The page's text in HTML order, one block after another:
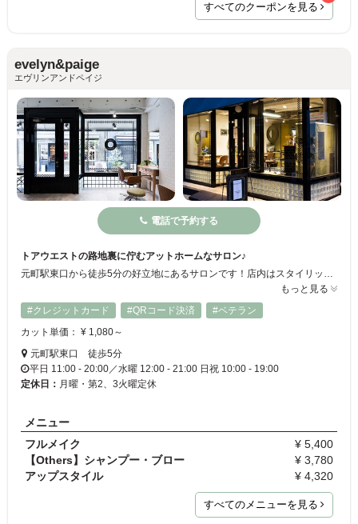
すべてのクーポンを見る
evelyn&paige
エヴリンアンドペイジ
電話で予約する
トアウエストの路地裏に佇むアットホームなサロン♪
元町駅東口から徒歩5分の好立地にあるサロンです！店内はスタイリッシュでオシャレな空間になっており、リラックスした時間をお過ごし頂けますよ☆きめ細やかなサービスでお客様一人ひとりしっかり最初から最後まで対応します！ご要望やお悩みなど何でもお気軽にご相談くださいね☆彡
もっと見る
#クレジットカード
#QRコード決済
#ベテラン
カット単価： ¥ 1,080～
元町駅東口 徒歩5分
平日 11:00 - 20:00／水曜 12:00 - 21:00 日祝 10:00 - 19:00
定休日： 月曜・第2、3火曜定休
メニュー
フルメイク
¥ 5,400
【Others】シャンプー・ブロー
¥ 3,780
アップスタイル
¥ 4,320
すべてのメニューを見る